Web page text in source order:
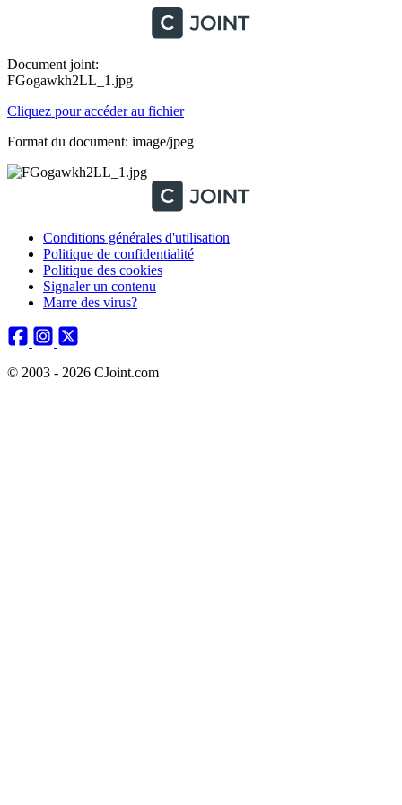
Document joint:
FGogawkh2LL_1.jpg
Cliquez pour accéder au fichier
Format du document: image/jpeg
Conditions générales d'utilisation
Politique de confidentialité
Politique des cookies
Signaler un contenu
Marre des virus?
© 2003 - 2026 CJoint.com